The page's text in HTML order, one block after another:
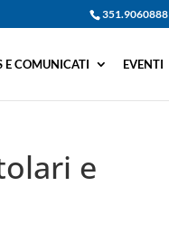
351.9060888
E COMUNICATI EVENTI
e